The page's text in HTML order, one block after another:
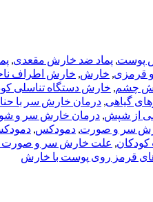
پوست, پماد ضد خارش مقعدی,
قرمزی, خارش, خارش اطراف
چشم, خارش دستگاه تناسلی
گیاهی, درمان خارش سر با حنا
از شپش, درمان خارش سر و
سر و صورت, دمودکس,
, علت خارش سر و صورت
قرمز روی پوست با خارش